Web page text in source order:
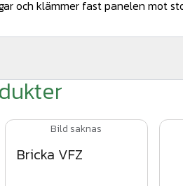
och klämmer fast panelen mot
Bild saknas
Bricka VFZ